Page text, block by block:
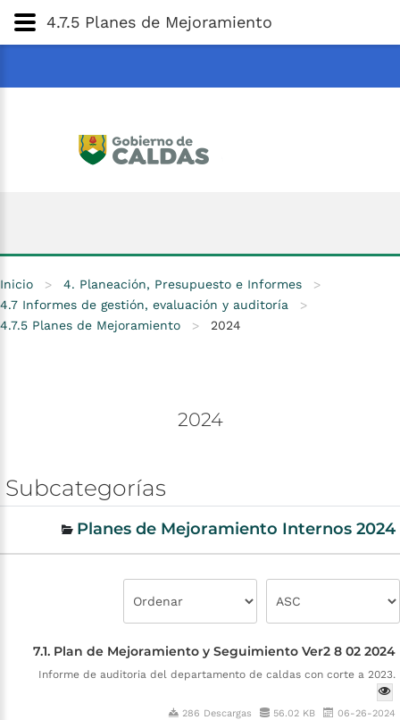
Gobernación de Caldas
4.7.5 Planes de Mejoramiento
Inicio > 4. Planeación, Presupuesto e Informes
>
4.7 Informes de gestión, evaluación y auditoría
>
4.7.5 Planes de Mejoramiento
> 2024
2024
Subcategorías
Planes de Mejoramiento Internos 2024
7.1. Plan de Mejoramiento y Seguimiento Ver2 8 02 2024
Informe de auditoria del departamento de caldas con corte a 2023.
286 Descargas 56.02 KB 06-26-2024